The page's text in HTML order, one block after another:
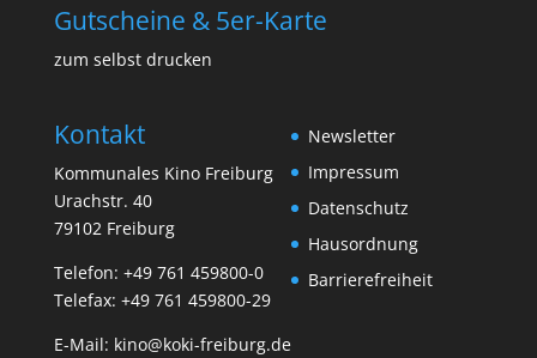
Gutscheine & 5er-Karte
zum selbst drucken
Kontakt
Kommunales Kino Freiburg
Urachstr. 40
79102 Freiburg
Telefon: +49 761 459800-0
Telefax: +49 761 459800-29
E-Mail: kino@koki-freiburg.de
Newsletter
Impressum
Datenschutz
Hausordnung
Barrierefreiheit